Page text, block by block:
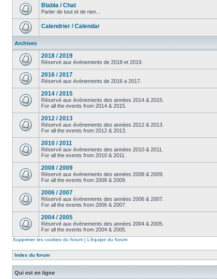
Blabla / Chat
Parler de tout et de rien...
Calendrier / Calendar
Archives
2018 / 2019
Réservé aux évènements de 2018 et 2019.
2016 / 2017
Réservé aux évènements de 2016 a 2017.
2014 / 2015
Réservé aux évènements des années 2014 & 2015.
For all the events from 2014 & 2015.
2012 / 2013
Réservé aux évènements des années 2012 & 2013.
For all the events from 2012 & 2013.
2010 / 2011
Réservé aux évènements des années 2010 & 2011.
For all the events from 2010 & 2011.
2008 / 2009
Réservé aux évènements des années 2008 & 2009.
For all the events from 2008 & 2009.
2006 / 2007
Réservé aux évènements des années 2006 & 2007.
For all the events from 2006 & 2007.
2004 / 2005
Réservé aux évènements des années 2004 & 2005.
For all the events from 2004 & 2005.
Supprimer les cookies du forum | L’équipe du forum
Index du forum
Qui est en ligne